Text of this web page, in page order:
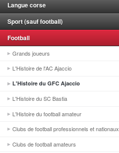
Langue corse
Sport (sauf football)
Football
Grands joueurs
L'Histoire de l'AC Ajaccio
L'Histoire du GFC Ajaccio
L'Histoire du SC Bastia
L'Histoire du football amateur
Clubs de football professionnels et nationaux
Clubs de football amateurs